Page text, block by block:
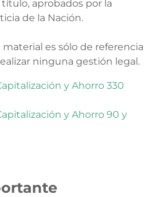
aprobados por la
de la Nación.
es sólo de referencia
ninguna gestión legal.
y Ahorro 330
y Ahorro 90 y